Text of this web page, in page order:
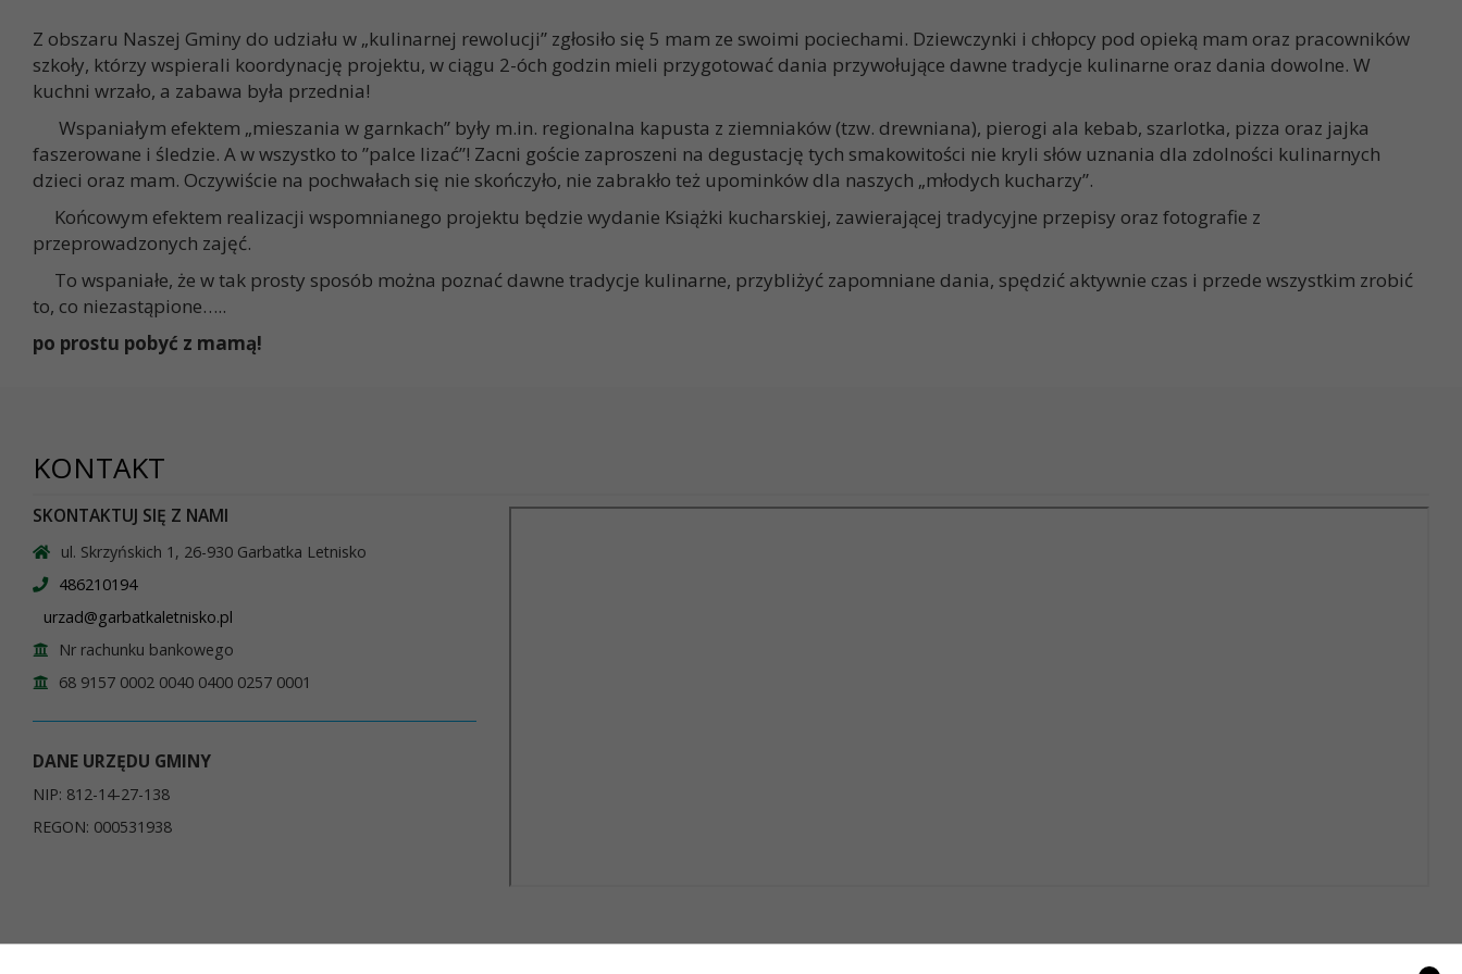
Z obszaru Naszej Gminy do udziału w „kulinarnej rewolucji” zgłosiło się 5 mam ze swoimi pociechami. Dziewczynki i chłopcy pod opieką mam oraz pracowników
szkoły, którzy wspierali koordynację projektu, w ciągu 2-óch godzin mieli przygotować dania przywołujące dawne tradycje kulinarne oraz dania dowolne. W
kuchni wrzało, a zabawa była przednia!
Wspaniałym efektem „mieszania w garnkach” były m.in. regionalna kapusta z ziemniaków (tzw. drewniana), pierogi ala kebab, szarlotka, pizza oraz jajka
faszerowane i śledzie. A w wszystko to ”palce lizać”! Zacni goście zaproszeni na degustację tych smakowitości nie kryli słów uznania dla zdolności kulinarnych
dzieci oraz mam. Oczywiście na pochwałach się nie skończyło, nie zabrakło też upominków dla naszych „młodych kucharzy”.
Końcowym efektem realizacji wspomnianego projektu będzie wydanie Książki kucharskiej, zawierającej tradycyjne przepisy oraz fotografie z
przeprowadzonych zajęć.
To wspaniałe, że w tak prosty sposób można poznać dawne tradycje kulinarne, przybliżyć zapomniane dania, spędzić aktywnie czas i przede wszystkim zrobić
to, co niezastąpione…..
po prostu pobyć z mamą!
KONTAKT
SKONTAKTUJ SIĘ Z NAMI
ul. Skrzyńskich 1, 26-930 Garbatka Letnisko
486210194
urzad@garbatkaletnisko.pl
Nr rachunku bankowego
68 9157 0002 0040 0400 0257 0001
DANE URZĘDU GMINY
NIP: 812-14-27-138
REGON: 000531938